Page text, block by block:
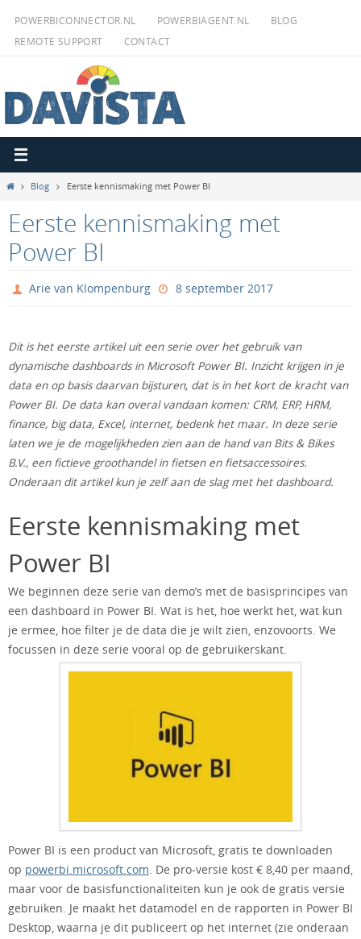
POWERBICONNECTOR.NL POWERBIAGENT.NL
BLOG
REMOTE SUPPORT
CONTACT
HomeBlog Eerste kennismaking met Power BI
Eerste kennismaking met
Power BI
Arie van Klompenburg 8 september 2017
Dit is het eerste artikel uit een serie over het gebruik van
dynamische dashboards in Microsoft Power BI. Inzicht krijgen in je
data en op basis daarvan bijsturen, dat is in het kort de kracht van
Power BI. De data kan overal vandaan komen: CRM, ERP, HRM,
finance, big data, Excel, internet, bedenk het maar. In deze serie
laten we je de mogelijkheden zien aan de hand van Bits & Bikes
B.V., een fictieve groothandel in fietsen en fietsaccessoires.
Onderaan dit artikel kun je zelf aan de slag met het dashboard.
Eerste kennismaking met
Power BI
We beginnen deze serie van demo’s met de basisprincipes van
een dashboard in Power BI. Wat is het, hoe werkt het, wat kun
je ermee, hoe filter je de data die je wilt zien, enzovoorts. We
focussen in deze serie vooral op de gebruikerskant.
Power BI is een product van Microsoft, gratis te downloaden
op powerbi.microsoft.com. De pro-versie kost € 8,40 per maand,
maar voor de basisfunctionaliteiten kun je ook de gratis versie
gebruiken. Je maakt het datamodel en de rapporten in Power BI
Desktop, waarna je dit publiceert op het internet (zie onderaan